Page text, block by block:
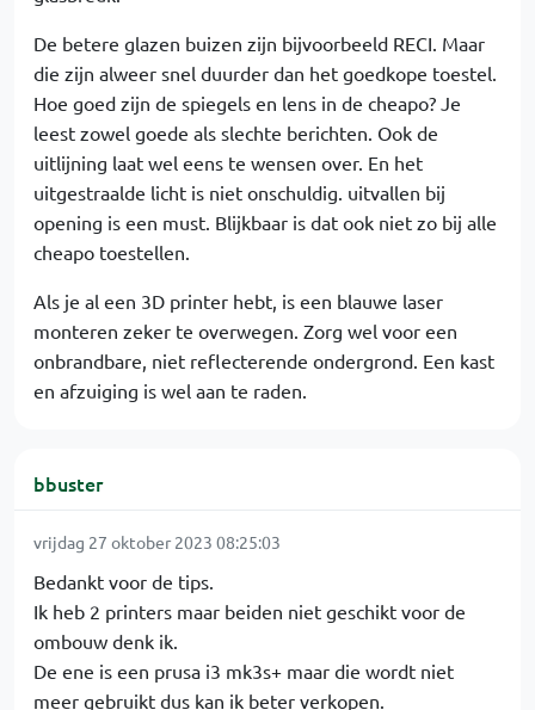
De betere glazen buizen zijn bijvoorbeeld RECI. Maar
die zijn alweer snel duurder dan het goedkope toestel.
Hoe goed zijn de spiegels en lens in de cheapo? Je
leest zowel goede als slechte berichten. Ook de
uitlijning laat wel eens te wensen over. En het
uitgestraalde licht is niet onschuldig. uitvallen bij
opening is een must. Blijkbaar is dat ook niet zo bij alle
cheapo toestellen.
Als je al een 3D printer hebt, is een blauwe laser
monteren zeker te overwegen. Zorg wel voor een
onbrandbare, niet reflecterende ondergrond. Een kast
en afzuiging is wel aan te raden.
bbuster
vrijdag 27 oktober 2023 08:25:03
Bedankt voor de tips.
Ik heb 2 printers maar beiden niet geschikt voor de
ombouw denk ik.
De ene is een prusa i3 mk3s+ maar die wordt niet
meer gebruikt dus kan ik beter verkopen.